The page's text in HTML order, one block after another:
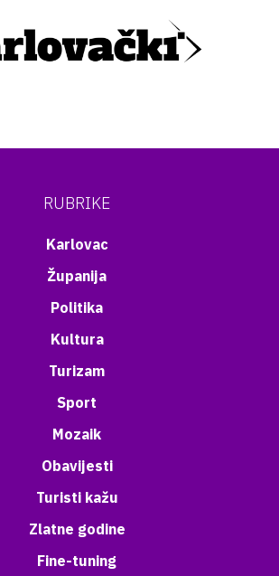
RUBRIKE
Karlovac
Županija
Politika
Kultura
Turizam
Sport
Mozaik
Obavijesti
Turisti kažu
Zlatne godine
Fine-tuning